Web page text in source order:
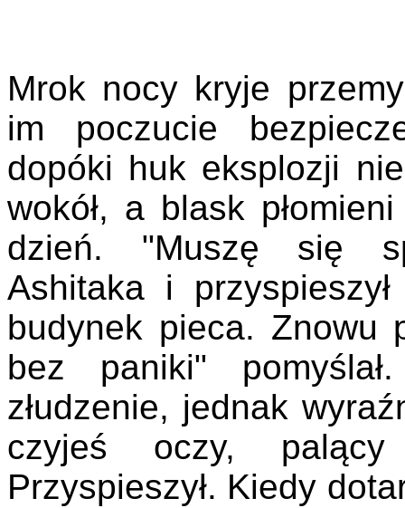
Mrok nocy kryje
im poczucie
dopóki huk eksplozji
wokół, a blask
dzień. "Muszę się
Ashitaka i
budynek pieca. Znowu
bez paniki"
złudzenie, jednak
czyjeś oczy,
Przyspieszył. Kiedy